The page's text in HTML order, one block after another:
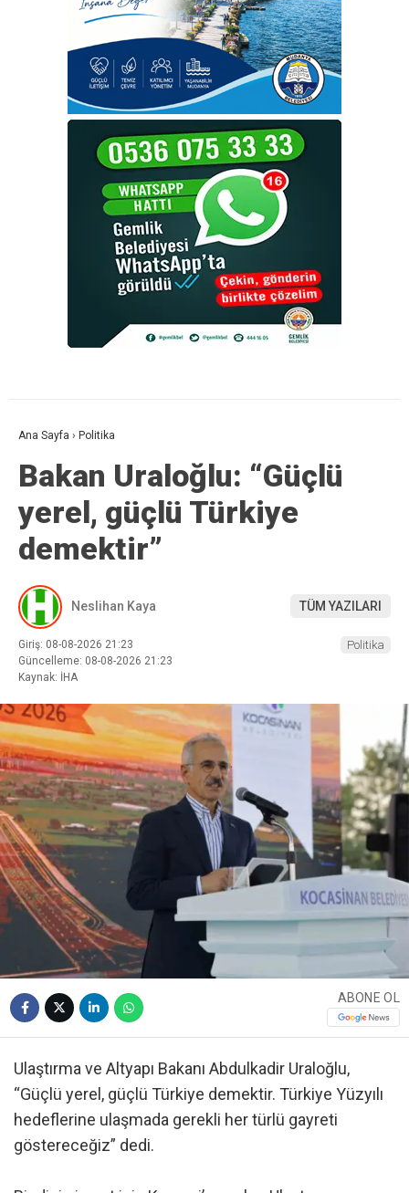
Ana Sayfa › Politika
Bakan Uraloğlu: “Güçlü
yerel, güçlü Türkiye
demektir”
Neslihan Kaya TÜM YAZILARI
Giriş: 08-08-2026 21:23
Güncelleme: 08-08-2026 21:23
Kaynak: İHA
Politika
ABONE OL
Ulaştırma ve Altyapı Bakanı Abdulkadir Uraloğlu,
“Güçlü yerel, güçlü Türkiye demektir. Türkiye Yüzyılı
hedeflerine ulaşmada gerekli her türlü gayreti
göstereceğiz” dedi.